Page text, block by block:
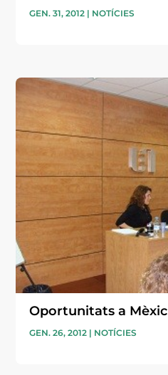
GEN. 31, 2012 | NOTÍCIES
Oportunitats a Mèxic
GEN. 26, 2012 | NOTÍCIES